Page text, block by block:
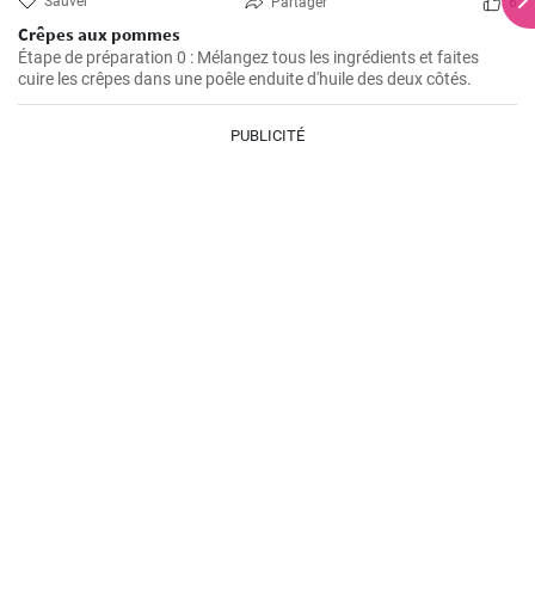
Crêpes aux pommes
Étape de préparation 0 : Mélangez tous les ingrédients et faites
cuire les crêpes dans une poêle enduite d'huile des deux côtés.
PUBLICITÉ